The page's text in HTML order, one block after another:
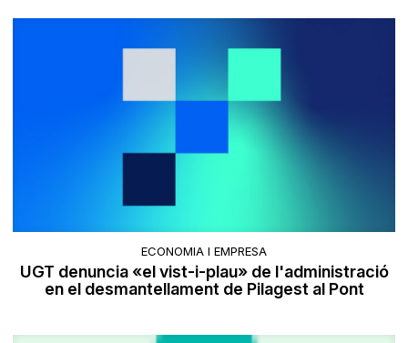
ECONOMIA I EMPRESA
UGT denuncia «el vist-i-plau» de l'administració
en el desmantellament de Pilagest al Pont